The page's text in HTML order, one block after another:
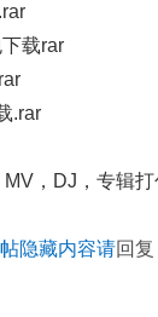
载rar
.rar
，DJ，专辑打
隐藏内容请回复